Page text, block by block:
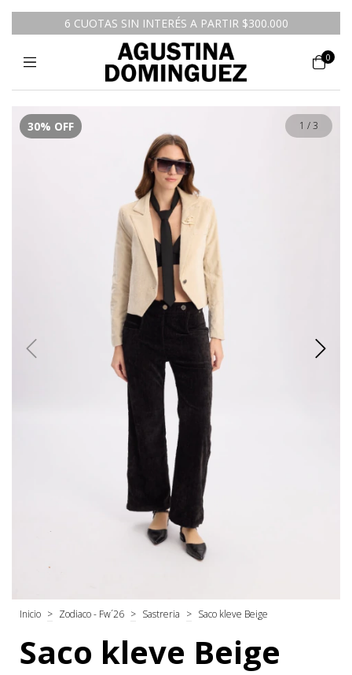
6 CUOTAS SIN INTERÉS A PARTIR $300.000
0
30% OFF 1 /3
Inicio > Zodiaco - Fw´26 > Sastreria > Saco kleve Beige
Saco kleve Beige